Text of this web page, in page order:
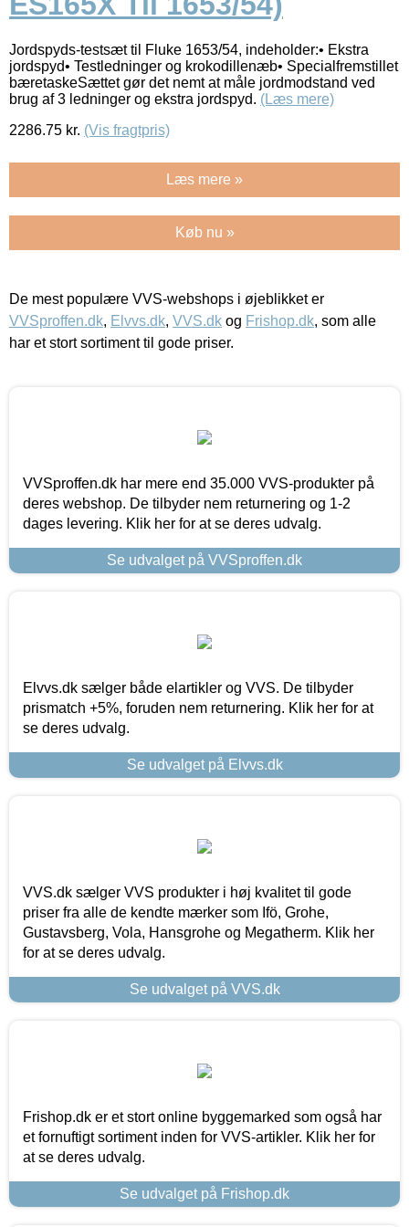
Jordspyds-testsæt til Fluke 1653/54, indeholder:• Ekstra
jordspyd• Testledninger og krokodillenæb• Specialfremstillet
bæretaskeSættet gør det nemt at måle jordmodstand ved
brug af 3 ledninger og ekstra jordspyd. (Læs mere)
2286.75 kr. (Vis fragtpris)
Læs mere »
Køb nu »
De mest populære VVS-webshops i øjeblikket er
VVSproffen.dk, Elvvs.dk, VVS.dk og Frishop.dk, som alle
har et stort sortiment til gode priser.
VVSproffen.dk har mere end 35.000 VVS-produkter på
deres webshop. De tilbyder nem returnering og 1-2
dages levering. Klik her for at se deres udvalg.
Se udvalget på VVSproffen.dk
Elvvs.dk sælger både elartikler og VVS. De tilbyder
prismatch +5%, foruden nem returnering. Klik her for at
se deres udvalg.
Se udvalget på Elvvs.dk
VVS.dk sælger VVS produkter i høj kvalitet til gode
priser fra alle de kendte mærker som Ifö, Grohe,
Gustavsberg, Vola, Hansgrohe og Megatherm. Klik her
for at se deres udvalg.
Se udvalget på VVS.dk
Frishop.dk er et stort online byggemarked som også har
et fornuftigt sortiment inden for VVS-artikler. Klik her for
at se deres udvalg.
Se udvalget på Frishop.dk